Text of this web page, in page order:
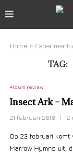
Home »
TAG:
Album review
Insect Ark –
21 februari 2018 2
Op 23 februari komt
Marrow Hymns uit,